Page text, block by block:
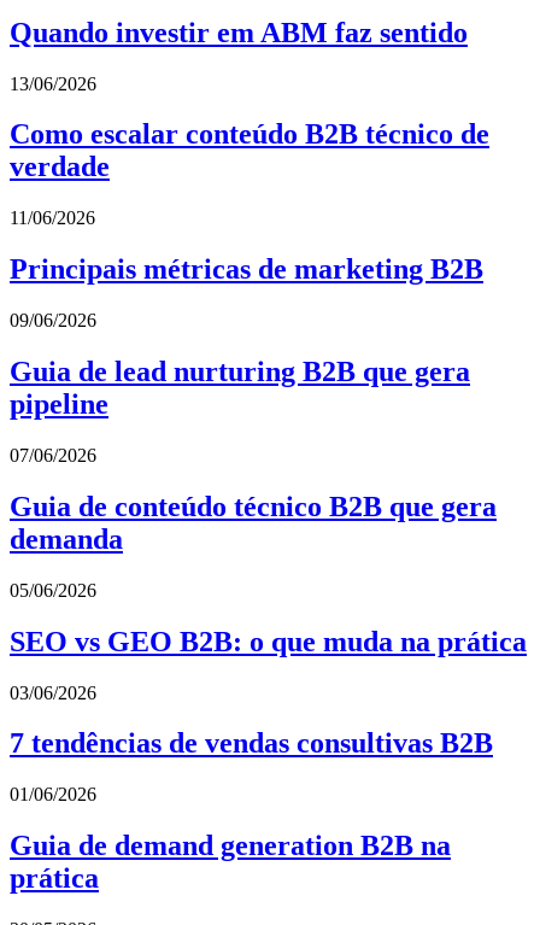
Quando investir em ABM faz sentido
13/06/2026
Como escalar conteúdo B2B técnico de
verdade
11/06/2026
Principais métricas de marketing B2B
09/06/2026
Guia de lead nurturing B2B que gera
pipeline
07/06/2026
Guia de conteúdo técnico B2B que gera
demanda
05/06/2026
SEO vs GEO B2B: o que muda na prática
03/06/2026
7 tendências de vendas consultivas B2B
01/06/2026
Guia de demand generation B2B na
prática